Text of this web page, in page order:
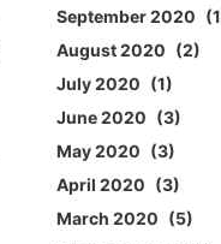
September 2020
1
August 2020
2
July 2020
1
June 2020
3
May 2020
3
April 2020
3
March 2020
5